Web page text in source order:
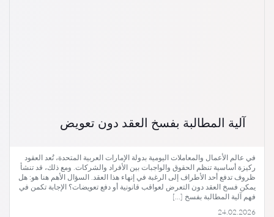
آلية المطالبة بفسخ العقد دون تعويض
في عالم الأعمال والمعاملات اليومية بدولة الإمارات العربية المتحدة، تُعد العقود
ركيزة أساسية تنظم الحقوق والواجبات بين الأفراد والشركات. ومع ذلك، قد تنشأ
ظروف تدفع أحد الأطراف إلى الرغبة في إنهاء هذا العقد. السؤال الأهم هنا هو: هل
يمكن فسخ العقد دون التعرض لعواقب قانونية أو دفع تعويضات؟ الإجابة تكمن في
فهم آلية المطالبة بفسخ […]
24.02.2026